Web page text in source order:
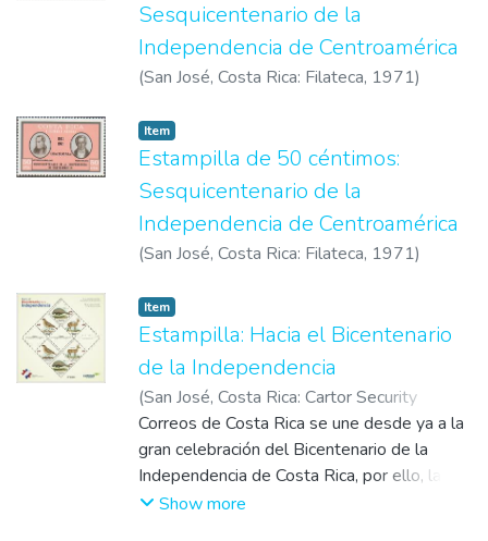
Sesquicentenario de la
Independencia de Centroamérica
(San José, Costa Rica: Filateca, 1971)
Item
Estampilla de 50 céntimos:
Sesquicentenario de la
Independencia de Centroamérica
(San José, Costa Rica: Filateca, 1971)
Item
Estampilla: Hacia el Bicentenario
de la Independencia
(San José, Costa Rica: Cartor Security
Printing ,2018-09-13 )Correos de Costa
Rica
Correos de Costa Rica se une desde ya a la
gran celebración del Bicentenario de la
Independencia de Costa Rica, por ello, la
mañana de este jueves 13 de setiembre,
Show more